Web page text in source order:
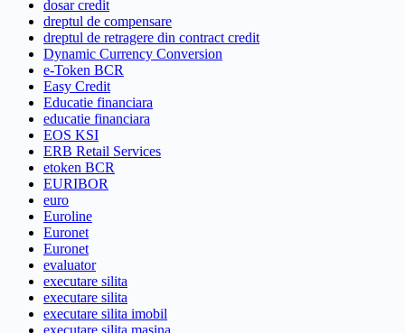
dosar credit
dreptul de compensare
dreptul de retragere din contract credit
Dynamic Currency Conversion
e-Token BCR
Easy Credit
Educatie financiara
educatie financiara
EOS KSI
ERB Retail Services
etoken BCR
EURIBOR
euro
Euroline
Euronet
Euronet
evaluator
executare silita
executare silita
executare silita imobil
executare silita masina